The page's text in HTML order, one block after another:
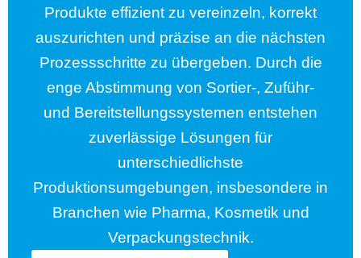
Produkte effizient zu vereinzeln, korrekt
auszurichten und präzise an die nächsten
Prozessschritte zu übergeben. Durch die
enge Abstimmung von Sortier-, Zuführ-
und Bereitstellungssystemen entstehen
zuverlässige Lösungen für
unterschiedlichste
Produktionsumgebungen, insbesondere in
Branchen wie Pharma, Kosmetik und
Verpackungstechnik.